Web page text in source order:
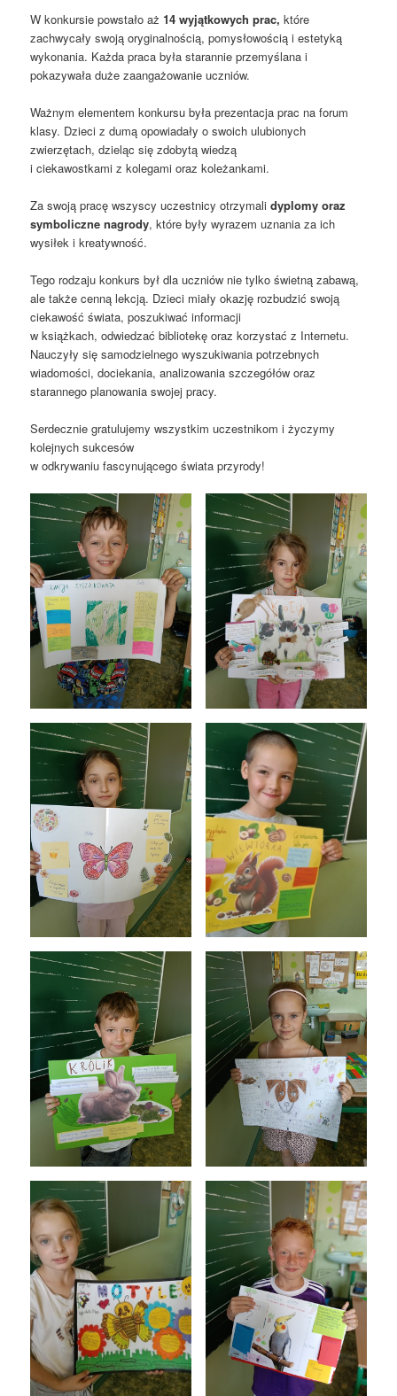
W konkursie powstało aż14 wyjątkowych prac, które
zachwycały swoją oryginalnością, pomysłowością i estetyką
wykonania. Każda praca była starannie przemyślana i
pokazywała duże zaangażowanie uczniów.
Ważnym elementem konkursu była prezentacja prac na forum
klasy. Dzieci z dumą opowiadały o swoich ulubionych
zwierzętach, dzieląc się zdobytą wiedzą
i ciekawostkami z kolegami oraz koleżankami.
Za swoją pracę wszyscy uczestnicy otrzymalidyplomy oraz
symboliczne nagrody, które były wyrazem uznania za ich
wysiłek i kreatywność.
Tego rodzaju konkurs był dla uczniów nie tylko świetną zabawą,
ale także cenną lekcją. Dzieci miały okazję rozbudzić swoją
ciekawość świata, poszukiwać informacji
w książkach, odwiedzać bibliotekę oraz korzystać z Internetu.
Nauczyły się samodzielnego wyszukiwania potrzebnych
wiadomości, dociekania, analizowania szczegółów oraz
starannego planowania swojej pracy.
Serdecznie gratulujemy wszystkim uczestnikom i życzymy
kolejnych sukcesów
w odkrywaniu fascynującego świata przyrody!